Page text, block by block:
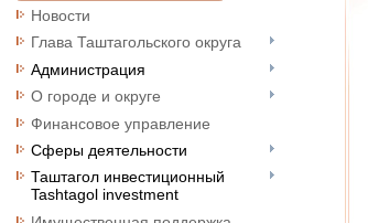
Новости
Глава Таштагольского округа
Администрация
О городе и округе
Финансовое управление
Сферы деятельности
Таштагол инвестиционный
Tashtagol investment